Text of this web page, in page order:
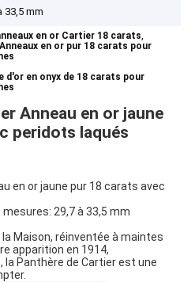
33,5 mm
en or Cartier 18 carats,
en or pur 18 carats pour
d'or en onyx de 18 carats pour
Anneau en or jaune
peridots laqués
en or jaune pur 18 carats avec
29,7 à 33,5 mm
Maison, réinventée à maintes
apparition en 1914,
la Panthère de Cartier est une